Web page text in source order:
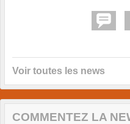
Voir toutes les news
COMMENTEZ LA